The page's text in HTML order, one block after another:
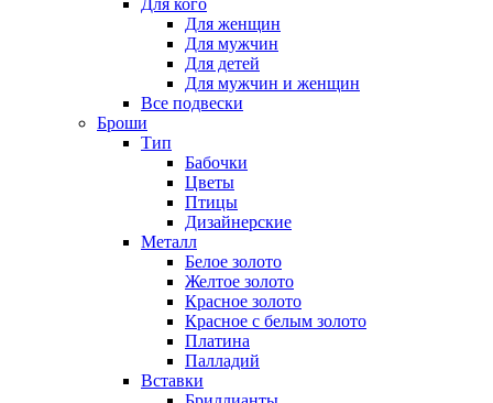
Для кого
Для женщин
Для мужчин
Для детей
Для мужчин и женщин
Все подвески
Броши
Тип
Бабочки
Цветы
Птицы
Дизайнерские
Металл
Белое золото
Желтое золото
Красное золото
Красное с белым золото
Платина
Палладий
Вставки